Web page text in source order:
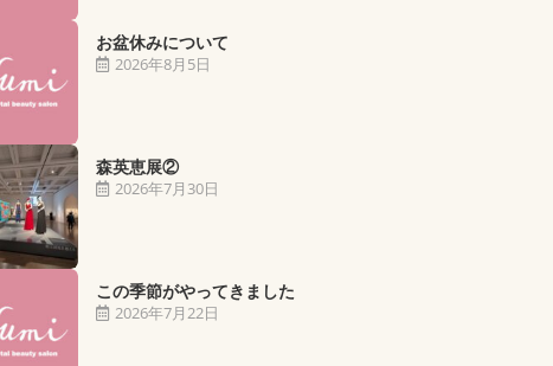
お盆休みについて
2026年8月5日
森英恵展②
2026年7月30日
この季節がやってきました
2026年7月22日